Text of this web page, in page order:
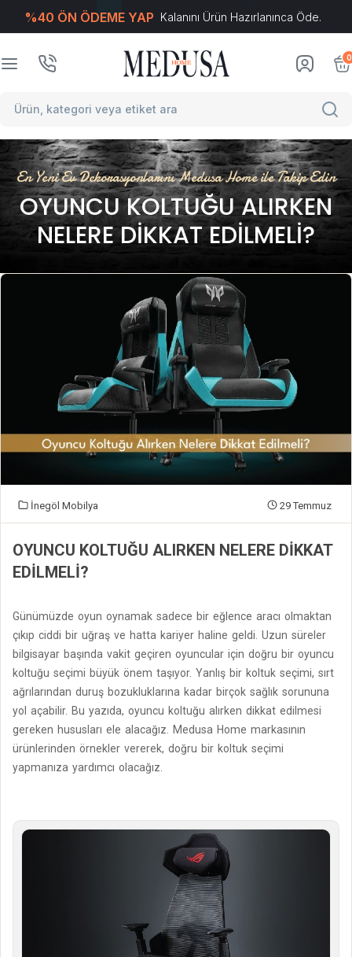
%40 ÖN ÖDEME YAP Kalanını Ürün Hazırlanınca Öde.
0
En Yeni Ev Dekorasyonlarını Medusa Home ile Takip Edin
OYUNCU KOLTUĞU ALIRKEN
NELERE DIKKAT EDILMELI?
İnegöl Mobilya 29 Temmuz
OYUNCU KOLTUĞU ALIRKEN NELERE DIKKAT
EDILMELI?
Günümüzde oyun oynamak sadece bir eğlence aracı olmaktan
çıkıp ciddi bir uğraş ve hatta kariyer haline geldi. Uzun süreler
bilgisayar başında vakit geçiren oyuncular için doğru bir oyuncu
koltuğu seçimi büyük önem taşıyor. Yanlış bir koltuk seçimi, sırt
ağrılarından duruş bozukluklarına kadar birçok sağlık sorununa
yol açabilir. Bu yazıda, oyuncu koltuğu alırken dikkat edilmesi
gereken hususları ele alacağız. Medusa Home markasının
ürünlerinden örnekler vererek, doğru bir koltuk seçimi
yapmanıza yardımcı olacağız.
T-Soft E-Ticaret Sistemleriyle Hazırlanmıştır.